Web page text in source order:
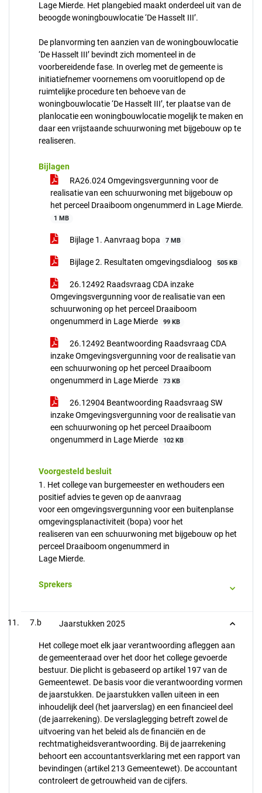
Lage Mierde. Het plangebied maakt onderdeel uit van de
beoogde woningbouwlocatie ‘De Hasselt III’.
De planvorming ten aanzien van de woningbouwlocatie
‘De Hasselt III’ bevindt zich momenteel in de
voorbereidende fase. In overleg met de gemeente is
initiatiefnemer voornemens om vooruitlopend op de
ruimtelijke procedure ten behoeve van de
woningbouwlocatie ‘De Hasselt III’, ter plaatse van de
planlocatie een woningbouwlocatie mogelijk te maken en
daar een vrijstaande schuurwoning met bijgebouw op te
realiseren.
Bijlagen
RA26.024 Omgevingsvergunning voor de
realisatie van een schuurwoning met bijgebouw op
het perceel Draaiboom ongenummerd in Lage Mierde.
1 MB
Bijlage 1. Aanvraag bopa 7 MB
Bijlage 2. Resultaten omgevingsdialoog 505 KB
26.12492 Raadsvraag CDA inzake
Omgevingsvergunning voor de realisatie van een
schuurwoning op het perceel Draaiboom
ongenummerd in Lage Mierde
99 KB
26.12492 Beantwoording Raadsvraag CDA
inzake Omgevingsvergunning voor de realisatie van
een schuurwoning op het perceel Draaiboom
ongenummerd in Lage Mierde
73 KB
26.12904 Beantwoording Raadsvraag SW
inzake Omgevingsvergunning voor de realisatie van
een schuurwoning op het perceel Draaiboom
ongenummerd in Lage Mierde
102 KB
Voorgesteld besluit
1. Het college van burgemeester en wethouders een
positief advies te geven op de aanvraag
voor een omgevingsvergunning voor een buitenplanse
omgevingsplanactiviteit (bopa) voor het
realiseren van een schuurwoning met bijgebouw op het
perceel Draaiboom ongenummerd in
Lage Mierde.
Sprekers
7.b Jaarstukken 2025
Het college moet elk jaar verantwoording afleggen aan
de gemeenteraad over het door het college gevoerde
bestuur. Die plicht is gebaseerd op artikel 197 van de
Gemeentewet. De basis voor die verantwoording vormen
de jaarstukken. De jaarstukken vallen uiteen in een
inhoudelijk deel (het jaarverslag) en een financieel deel
(de jaarrekening). De verslaglegging betreft zowel de
uitvoering van het beleid als de financiën en de
rechtmatigheidsverantwoording. Bij de jaarrekening
behoort een accountantsverklaring met een rapport van
bevindingen (artikel 213 Gemeentewet). De accountant
controleert de getrouwheid van de cijfers.